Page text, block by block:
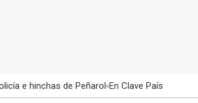
e hinchas de Peñarol En Clave País